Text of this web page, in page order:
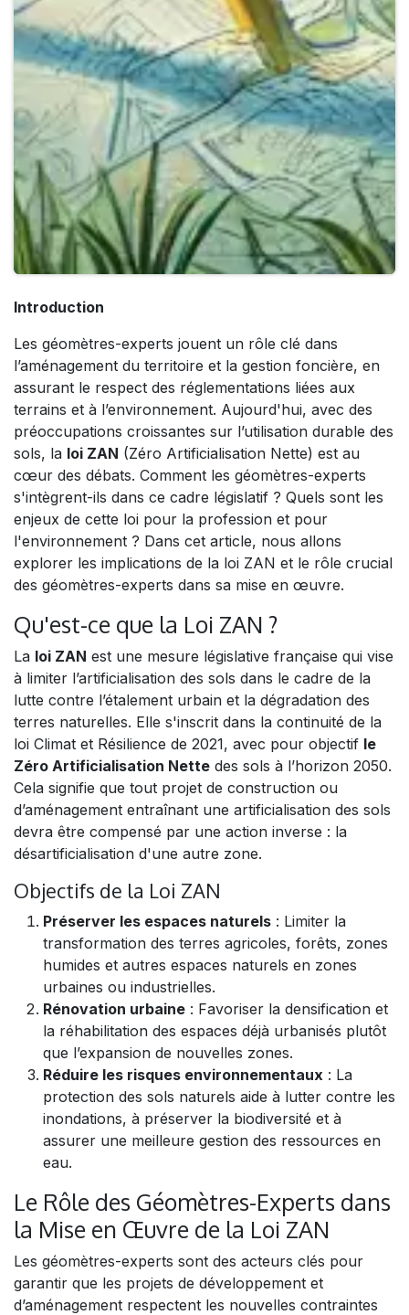
Introduction
Les géomètres-experts jouent un rôle clé dans
l’aménagement du territoire et la gestion foncière, en
assurant le respect des réglementations liées aux
terrains et à l’environnement. Aujourd'hui, avec des
préoccupations croissantes sur l’utilisation durable des
sols, la loi ZAN (Zéro Artificialisation Nette) est au
cœur des débats. Comment les géomètres-experts
s'intègrent-ils dans ce cadre législatif ? Quels sont les
enjeux de cette loi pour la profession et pour
l'environnement ? Dans cet article, nous allons
explorer les implications de la loi ZAN et le rôle crucial
des géomètres-experts dans sa mise en œuvre.
Qu'est-ce que la Loi ZAN ?
La loi ZAN est une mesure législative française qui vise
à limiter l’artificialisation des sols dans le cadre de la
lutte contre l’étalement urbain et la dégradation des
terres naturelles. Elle s'inscrit dans la continuité de la
loi Climat et Résilience de 2021, avec pour objectif le
Zéro Artificialisation Nette des sols à l’horizon 2050.
Cela signifie que tout projet de construction ou
d’aménagement entraînant une artificialisation des sols
devra être compensé par une action inverse : la
désartificialisation d'une autre zone.
Objectifs de la Loi ZAN
Préserver les espaces naturels : Limiter la
transformation des terres agricoles, forêts, zones
humides et autres espaces naturels en zones
urbaines ou industrielles.
Rénovation urbaine : Favoriser la densification et
la réhabilitation des espaces déjà urbanisés plutôt
que l’expansion de nouvelles zones.
Réduire les risques environnementaux : La
protection des sols naturels aide à lutter contre les
inondations, à préserver la biodiversité et à
assurer une meilleure gestion des ressources en
eau.
Le Rôle des Géomètres-Experts dans
la Mise en Œuvre de la Loi ZAN
Les géomètres-experts sont des acteurs clés pour
garantir que les projets de développement et
d’aménagement respectent les nouvelles contraintes